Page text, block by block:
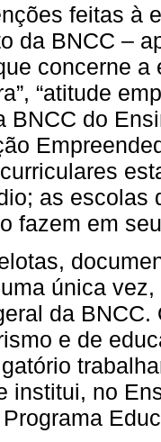
feitas à
da BNCC –
concerne a
“atitude
BNCC do
as escolas
fazem em
única
da
e de
institui, no